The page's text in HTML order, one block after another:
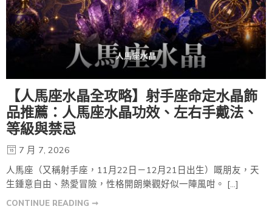
【人馬座水晶全攻略】射手座命定水晶飾
品推薦：人馬座水晶功效、左右手戴法、
等級與禁忌
7 月 7, 2026
人馬座（又稱射手座，11月22日－12月21日出生）嘅朋友，天
生鍾意自由、熱愛冒險，性格開朗樂觀好似一陣風咁。 […]
CONTINUE READING ➞